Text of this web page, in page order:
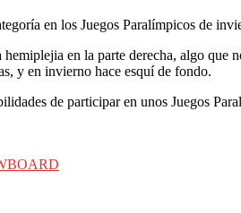
en los Juegos Paralímpicos de
en la parte derecha, algo
y en invierno hace esquí de fondo.
de participar en unos Juegos